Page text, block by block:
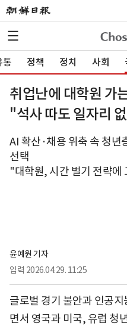
통 정책 정치 사회
취업난에 대학원 가
"석사 따도 일자리
AI 확산·채용 위축 속 청
선택
"대학원, 시간 벌기 전략에
윤예원 기자
입력 2026.04.29. 11:25
글로벌 경기 불안과 인공
면서 영국과 미국, 유럽 청